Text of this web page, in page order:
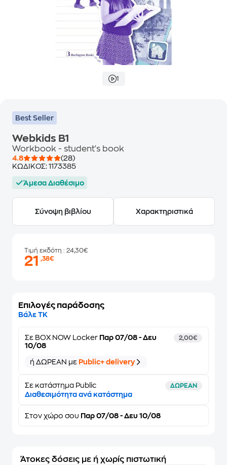
1
Best Seller
Webkids B1
Workbook - student's book
4.8
(28)
ΚΩΔΙΚΟΣ: 1173385
Άμεσα Διαθέσιμο
Σύνοψη βιβλίου Χαρακτηριστικά
Τιμή εκδότη : 24,30€
21,38€
Επιλογές παράδοσης
Βάλε ΤΚ
Σε BOX NOW Locker Παρ 07/08 - Δευ
10/08
2,00€
ή ΔΩΡΕΑΝ με Public+ delivery
Σε κατάστημα Public ΔΩΡΕΑΝ
Διαθεσιμότητα ανά κατάστημα
Στον χώρο σου Παρ 07/08 - Δευ 10/08
Άτοκες δόσεις με ή χωρίς πιστωτική